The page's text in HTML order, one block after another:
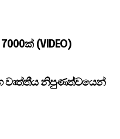
(VIDEO)
වෘත්තීය නිපුණත්වයෙන්